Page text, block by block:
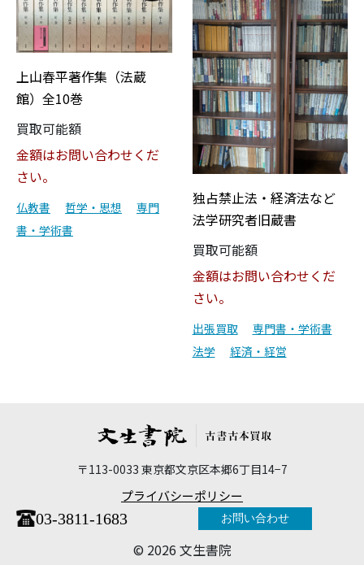
上山春平著作集（法蔵
館）全10巻
買取可能額
金額はお問い合わせくだ
さい。
仏教書 哲学・思想
専門
書・学術書
独占禁止法・経済法など
法学研究者旧蔵書
買取可能額
金額はお問い合わせくだ
さい。
出張買取
専門書・学術書
法学
経済・経営
〒113-0033 東京都文京区本郷6丁目14−7
プライバシーポリシー
03-3811-1683 お問い合わせ
©︎ 2026 文生書院